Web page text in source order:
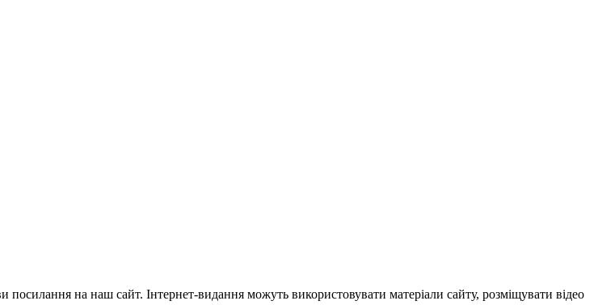
посилання на наш сайт. Інтернет-видання можуть використовувати матеріали сайту, розміщувати відео